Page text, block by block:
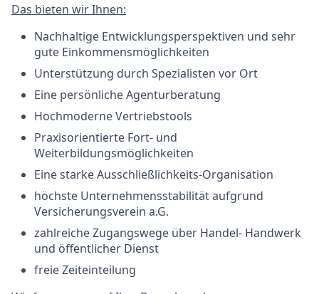
Das bieten wir Ihnen:
Nachhaltige Entwicklungsperspektiven und sehr
gute Einkommensmöglichkeiten
Unterstützung durch Spezialisten vor Ort
Eine persönliche Agenturberatung
Hochmoderne Vertriebstools
Praxisorientierte Fort- und
Weiterbildungsmöglichkeiten
Eine starke Ausschließlichkeits-Organisation
höchste Unternehmensstabilität aufgrund
Versicherungsverein a.G.
zahlreiche Zugangswege über Handel- Handwerk
und öffentlicher Dienst
freie Zeiteinteilung